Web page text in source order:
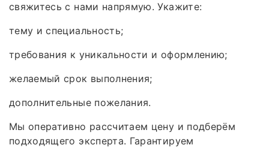
свяжитесь с нами напрямую. Укажите:
тему и специальность;
требования к уникальности и оформлению;
желаемый срок выполнения;
дополнительные пожелания.
Мы оперативно рассчитаем цену и подберём
подходящего эксперта. Гарантируем